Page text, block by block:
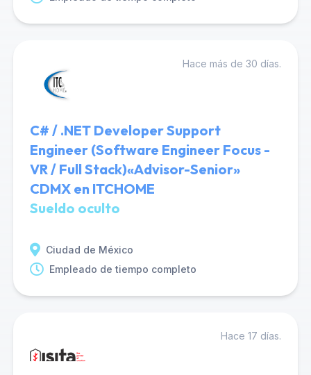
Hace más de 30 días.
C# / .NET Developer Support
Engineer (Software Engineer Focus -
VR / Full Stack)«Advisor-Senior»
CDMX en ITCHOME
Sueldo oculto
Ciudad de México
Empleado de tiempo completo
Hace 17 días.